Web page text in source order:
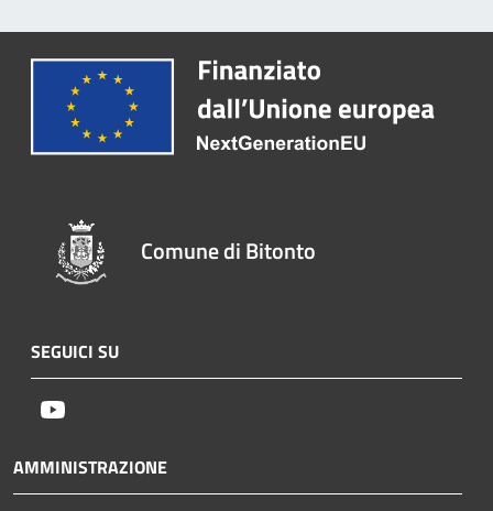
Comune di Bitonto
SEGUICI SU
AMMINISTRAZIONE